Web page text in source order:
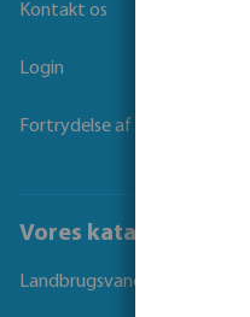
Kontakt os
Login
Fortrydelse af kontrakt
Vores kataloger
Landbrugsvanding